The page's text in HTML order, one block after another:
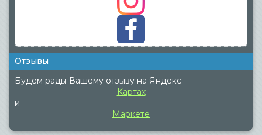
Отзывы
Будем рады Вашему отзыву на Яндекс
Картах
и
Маркете